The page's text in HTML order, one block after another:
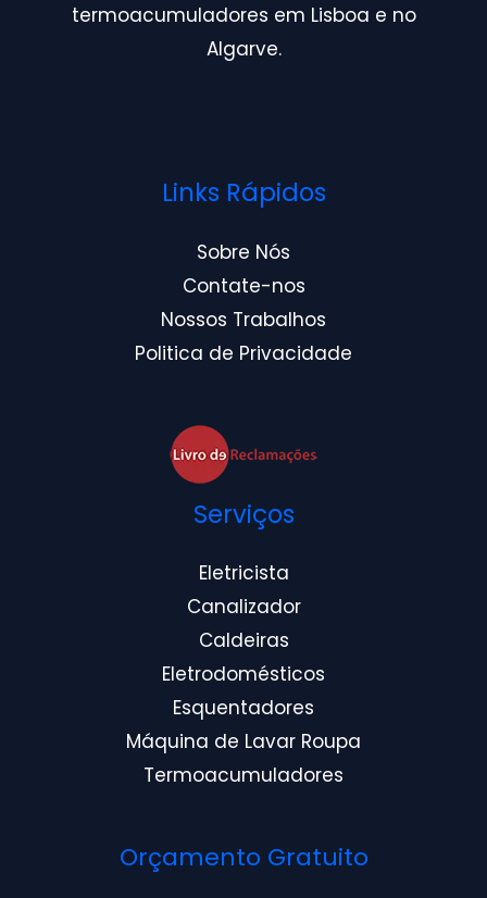
termoacumuladores em Lisboa e no
Algarve.
Links Rápidos
Sobre Nós
Contate-nos
Nossos Trabalhos
Politica de Privacidade
Serviços
Eletricista
Canalizador
Caldeiras
Eletrodomésticos
Esquentadores
Máquina de Lavar Roupa
Termoacumuladores
Orçamento Gratuito